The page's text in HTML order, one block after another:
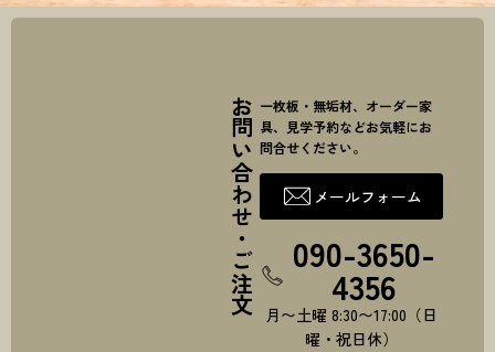
お問い合わせ・ご注文 一枚板・無垢材、オーダー家
具、見学予約などお気軽にお
問合せください。
メールフォーム
090-3650-
4356
月〜土曜 8:30〜17:00（日
曜・祝日休）